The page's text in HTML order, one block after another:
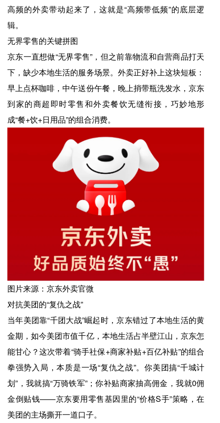
高频的外卖带动起来了，这就是“高频带低频”的底层逻
辑。
无界零售的关键拼图
京东一直想做“无界零售”，但之前靠物流和自营商品打天
下，缺少本地生活的服务场景。外卖正好补上这块短板：
早上点杯咖啡，中午送份午餐，晚上捎带瓶洗发水，京东
到家的商超即时零售和外卖餐饮无缝衔接，巧妙地形
成“餐+饮+日用品”的组合消费。
图片来源：京东外卖官微
对抗美团的“复仇之战”
当年美团靠“千团大战”崛起时，京东错过了本地生活的黄
金期，如今美团市值千亿，本地生活占半壁江山，京东怎
能甘心？这次带着“骑手社保+商家补贴+百亿补贴”的组合
拳强势入局，本质是一场“复仇之战”。你美团搞“千城计
划”，我就搞“万骑铁军”；你补贴商家抽高佣金，我就0佣
金倒贴钱——京东要用零售基因里的“价格S手”策略，在
美团的主场撕开一道口子。